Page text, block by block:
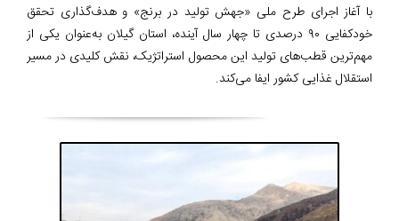
با آغاز اجرای طرح ملی «جهش تولید در برنج» و هدف‌گذاری تحقق
خودکفایی ۹۰ درصدی تا چهار سال آینده، استان گیلان به‌عنوان یکی از
مهم‌ترین قطب‌های تولید این محصول استراتژیک، نقش کلیدی در مسیر
استقلال غذایی کشور ایفا می‌کند.